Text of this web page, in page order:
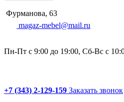
Фурманова, 63
magaz-mebel@mail.ru
Пн-Пт с 9:00 до 19:00, Сб-Вс с
+7 (343) 2-129-159 Заказать звонок